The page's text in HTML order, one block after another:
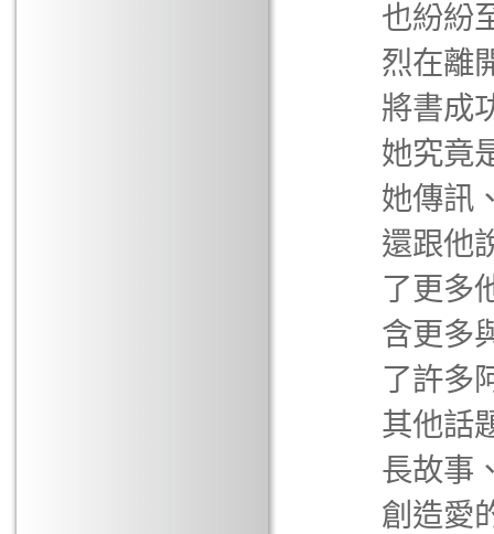
也紛紛
烈在離
將書成
她究竟
她傳訊
還跟他
了更多
含更多
了許多
其他話
長故事
創造愛